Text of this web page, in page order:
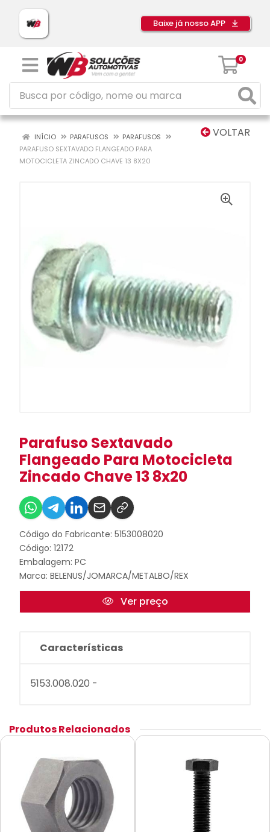
Baixe já nosso APP
0
VOLTAR
INÍCIO PARAFUSOS
PARAFUSOS
PARAFUSO SEXTAVADO FLANGEADO PARA
MOTOCICLETA ZINCADO CHAVE 13 8X20
Parafuso Sextavado
Flangeado Para Motocicleta
Zincado Chave 13 8x20
Código do Fabricante: 5153008020
Código: 12172
Embalagem: PC
Marca: BELENUS/JOMARCA/METALBO/REX
Ver preço
Características
5153.008.020 -
Produtos Relacionados